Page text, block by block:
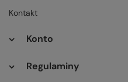
Kontakt
Konto
Regulaminy